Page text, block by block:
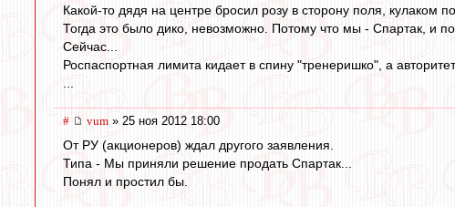
Какой-то дядя на центре бросил розу в сторону поля, кулаком
Тогда это было дико, невозможно. Потому что мы - Спартак, и по
Сейчас...
Роспаспортная лимита кидает в спину "тренеришко", а
# vum » 25 ноя 2012 18:00
От РУ (акционеров) ждал другого заявления.
Типа - Мы приняли решение продать Спартак...
Понял и простил бы.